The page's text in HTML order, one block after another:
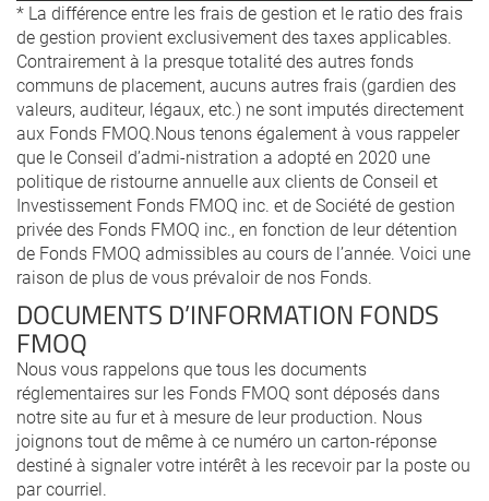
* La différence entre les frais de gestion et le ratio des frais
de gestion provient exclusivement des taxes applicables.
Contrairement à la presque totalité des autres fonds
communs de placement, aucuns autres frais (gardien des
valeurs, auditeur, légaux, etc.) ne sont imputés directement
aux Fonds FMOQ.Nous tenons également à vous rappeler
que le Conseil d’admi-nistration a adopté en 2020 une
politique de ristourne annuelle aux clients de Conseil et
Investissement Fonds FMOQ inc. et de Société de gestion
privée des Fonds FMOQ inc., en fonction de leur détention
de Fonds FMOQ admissibles au cours de l’année. Voici une
raison de plus de vous prévaloir de nos Fonds.
DOCUMENTS D’INFORMATION FONDS
FMOQ
Nous vous rappelons que tous les documents
réglementaires sur les Fonds FMOQ sont déposés dans
notre site au fur et à mesure de leur production. Nous
joignons tout de même à ce numéro un carton-réponse
destiné à signaler votre intérêt à les recevoir par la poste ou
par courriel.